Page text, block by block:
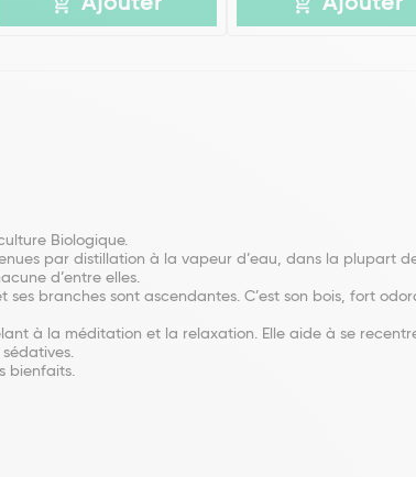
Ajouter Ajouter
Biologique.
par distillation à la vapeur d’eau, dans la plupart
d’entre elles.
branches sont ascendantes. C’est son bois, fort
à la méditation et la relaxation. Elle aide à se
bienfaits.